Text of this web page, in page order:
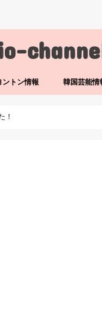
ントン情報 韓国芸能情
！